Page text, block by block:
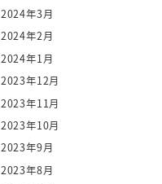
2024年3月
2024年2月
2024年1月
2023年12月
2023年11月
2023年10月
2023年9月
2023年8月